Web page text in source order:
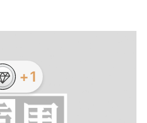
+1